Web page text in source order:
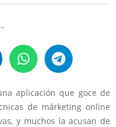
aplicación que goce de
de márketing online
y muchos la acusan de